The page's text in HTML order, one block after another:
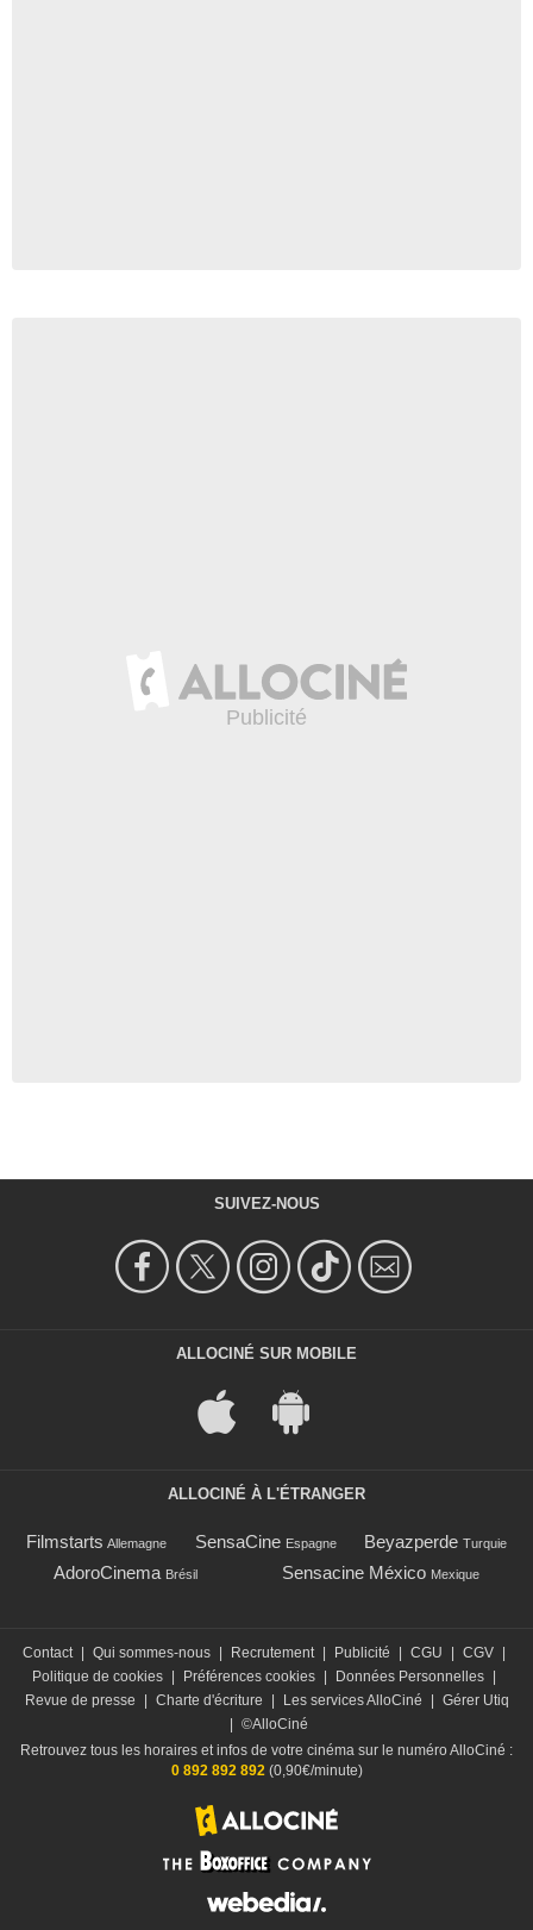
SUIVEZ-NOUS
ALLOCINÉ SUR MOBILE
ALLOCINÉ À L'ÉTRANGER
Filmstarts Allemagne SensaCine Espagne Beyazperde Turquie
AdoroCinema Brésil Sensacine México Mexique
Contact | Qui sommes-nous | Recrutement | Publicité | CGU | CGV |
Politique de cookies | Préférences cookies | Données Personnelles |
Revue de presse
| Charte d'écriture | Les services AlloCiné | Gérer Utiq
| ©AlloCiné
Retrouvez tous les horaires et infos de votre cinéma sur le numéro AlloCiné :
0 892 892 892 (0,90€/minute)